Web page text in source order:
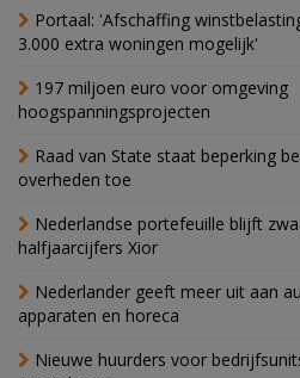
Portaal: 'Afschaffing
3.000 extra woningen mogelijk'
197 miljoen euro voor omgeving
hoogspanningsprojecten
Raad van State staat beperking
overheden toe
Nederlandse portefeuille blijft
halfjaarcijfers Xior
Nederlander geeft meer uit aan
apparaten en horeca
Nieuwe huurders voor